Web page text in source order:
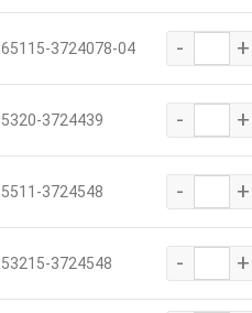
65115-3724078-04 - +
5320-3724439 - +
5511-3724548 - +
53215-3724548 - +